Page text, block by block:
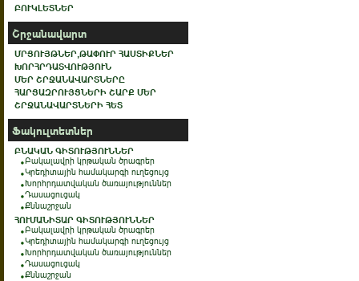
ԲՈՒԿԼԵՏՆԵՐ
Շրջանավարտ
ՄՐՑՈՒՅԹՆԵՐ,ԹԱՓՈՒՐ ՀԱՍՏԻՔՆԵՐ
ԽՈՐՀՐԴԱՏՎՈՒԹՅՈՒՆ
ՄԵՐ ՇՐՋԱՆԱՎԱՐՏՆԵՐԸ
ՀԱՐՑԱԶՐՈՒՅՑՆԵՐԻ ՇԱՐՔ ՄԵՐ
ՇՐՋԱՆԱՎԱՐՏՆԵՐԻ ՀԵՏ
Ֆակուլտետներ
ԲՆԱԿԱՆ ԳԻՏՈՒԹՅՈՒՆՆԵՐ
Բակալավրի կրթական ծրագրեր
Կրեդիտային համակարգի ուղեցույց
Խորհրդատվական ծառայություններ
Դասացուցակ
Քննաշրջան
ՀՈՒՄԱՆԻՏԱՐ ԳԻՏՈՒԹՅՈՒՆՆԵՐ
Բակալավրի կրթական ծրագրեր
Կրեդիտային համակարգի ուղեցույց
Խորհրդատվական ծառայություններ
Դասացուցակ
Քննաշրջան